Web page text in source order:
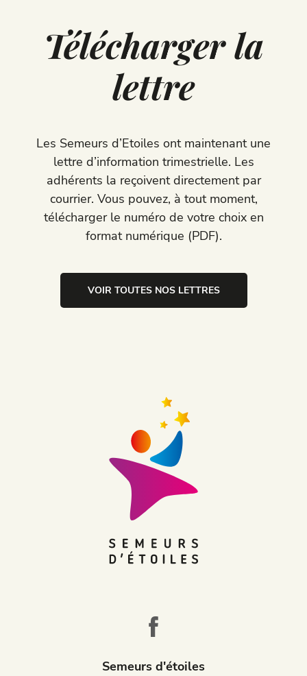
Télécharger la
lettre
Les Semeurs d’Etoiles ont maintenant une
lettre d’information trimestrielle. Les
adhérents la reçoivent directement par
courrier. Vous pouvez, à tout moment,
télécharger le numéro de votre choix en
format numérique (PDF).
VOIR TOUTES NOS LETTRES
Semeurs d'étoiles